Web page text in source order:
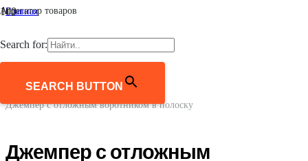
Агрегатор товаров
Search for:
SEARCH BUTTON
Главная
/
Джемперы, свитеры, кардиганы
Джемпер с отложным воротником в полоску
Джемпер с отложным